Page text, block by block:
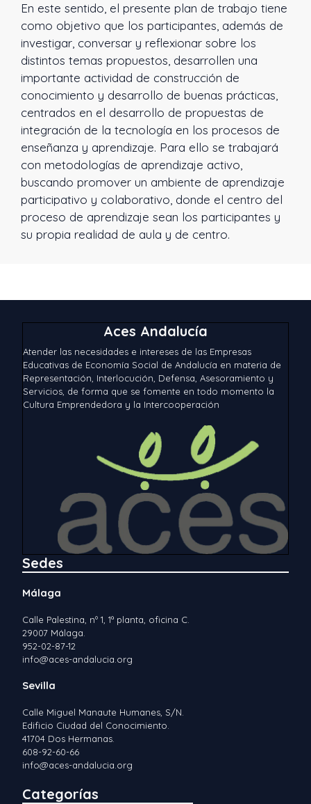
En este sentido, el presente plan de trabajo tiene
como objetivo que los participantes, además de
investigar, conversar y reflexionar sobre los
distintos temas propuestos, desarrollen una
importante actividad de construcción de
conocimiento y desarrollo de buenas prácticas,
centrados en el desarrollo de propuestas de
integración de la tecnología en los procesos de
enseñanza y aprendizaje. Para ello se trabajará
con metodologías de aprendizaje activo,
buscando promover un ambiente de aprendizaje
participativo y colaborativo, donde el centro del
proceso de aprendizaje sean los participantes y
su propia realidad de aula y de centro.
Aces Andalucía
Atender las necesidades e intereses de las Empresas
Educativas de Economía Social de Andalucía en materia de
Representación, Interlocución, Defensa, Asesoramiento y
Servicios, de forma que se fomente en todo momento la
Cultura Emprendedora y la Intercooperación
Sedes
Málaga
Calle Palestina, nº 1, 1ª planta, oficina C.
29007 Málaga.
952-02-87-12
info@aces-andalucia.org
Sevilla
Calle Miguel Manaute Humanes, S/N.
Edificio Ciudad del Conocimiento.
41704 Dos Hermanas.
608-92-60-66
info@aces-andalucia.org
Categorías